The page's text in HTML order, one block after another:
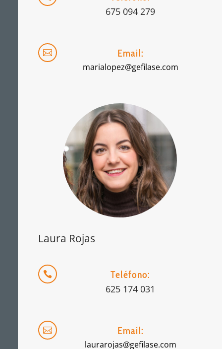
675 094 279
 Email:
marialopez@gefilase.com
Laura Rojas

Teléfono:
625 174 031
 Email:
laurarojas@gefilase.com